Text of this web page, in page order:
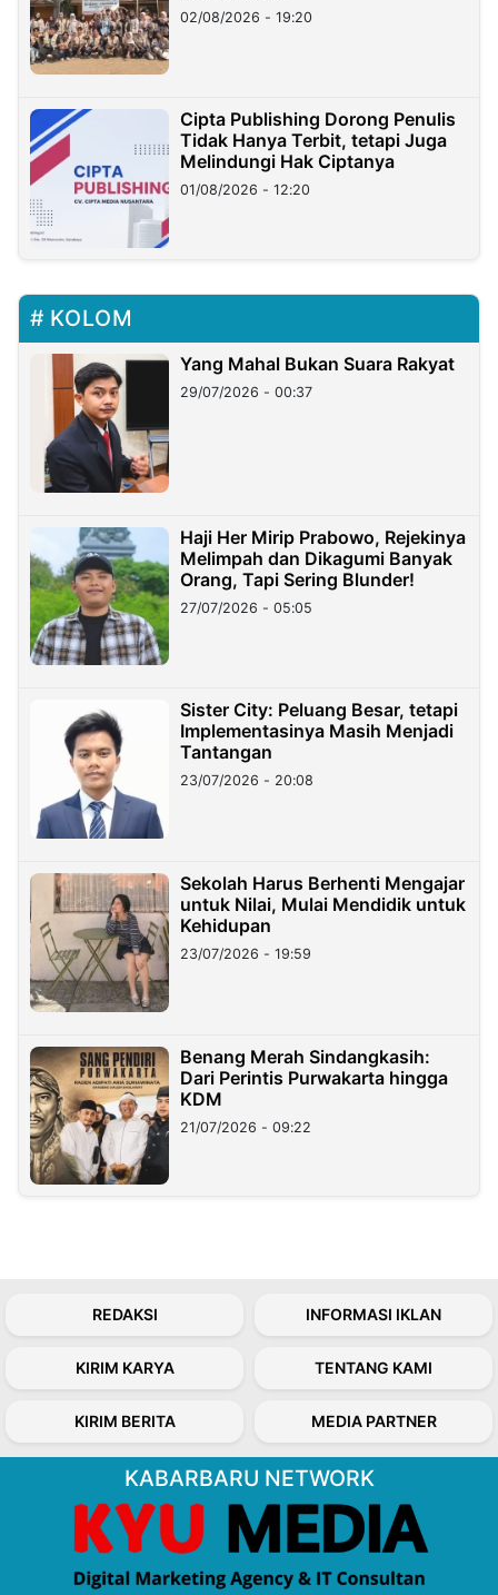
02/08/2026 - 19:20
Cipta Publishing Dorong Penulis
Tidak Hanya Terbit, tetapi Juga
Melindungi Hak Ciptanya
01/08/2026 - 12:20
KOLOM
Yang Mahal Bukan Suara Rakyat
29/07/2026 - 00:37
Haji Her Mirip Prabowo, Rejekinya
Melimpah dan Dikagumi Banyak
Orang, Tapi Sering Blunder!
27/07/2026 - 05:05
Sister City: Peluang Besar, tetapi
Implementasinya Masih Menjadi
Tantangan
23/07/2026 - 20:08
Sekolah Harus Berhenti Mengajar
untuk Nilai, Mulai Mendidik untuk
Kehidupan
23/07/2026 - 19:59
Benang Merah Sindangkasih:
Dari Perintis Purwakarta hingga
KDM
21/07/2026 - 09:22
REDAKSI INFORMASI IKLAN
KIRIM KARYA TENTANG KAMI
KIRIM BERITA MEDIA PARTNER
KABARBARU NETWORK